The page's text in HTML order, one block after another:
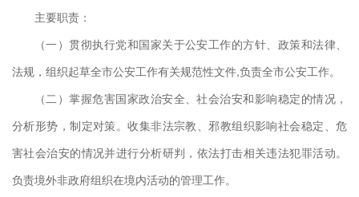
主要职责：
（一）贯彻执行党和国家关于公安工作的方针、政策和法律、
法规，组织起草全市公安工作有关规范性文件,负责全市公安工作。
（二）掌握危害国家政治安全、社会治安和影响稳定的情况，
分析形势，制定对策。收集非法宗教、邪教组织影响社会稳定、危
害社会治安的情况并进行分析研判，依法打击相关违法犯罪活动。
负责境外非政府组织在境内活动的管理工作。